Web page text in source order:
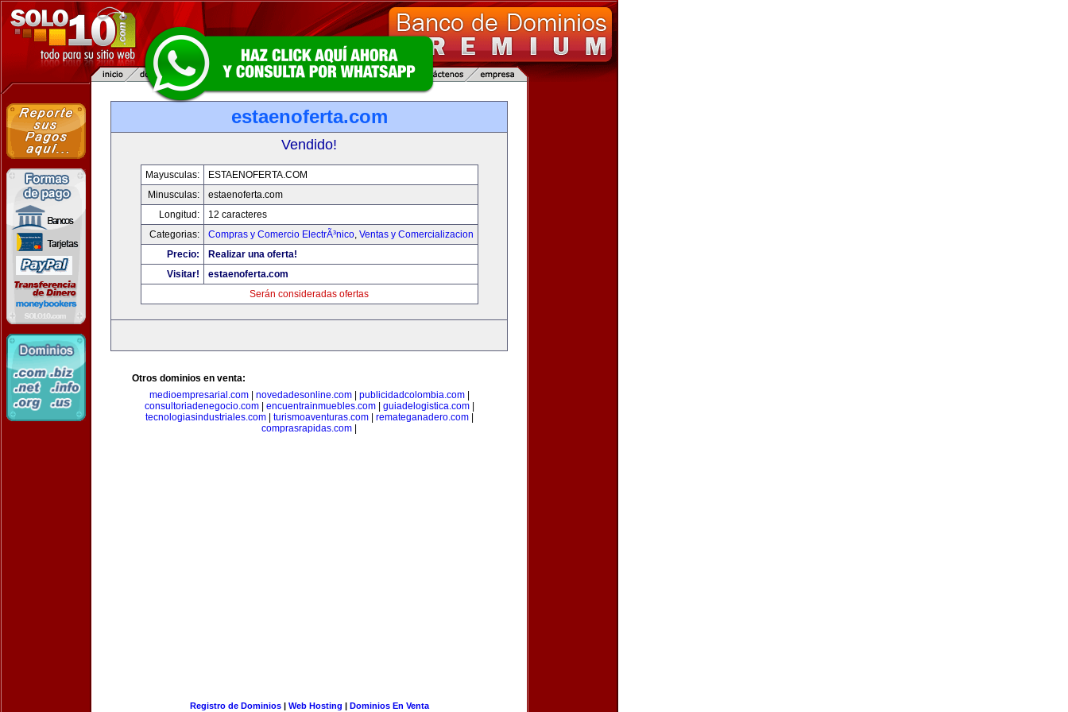
estaenoferta.com
Vendido!
Mayusculas:
ESTAENOFERTA.COM
Minusculas:
estaenoferta.com
Longitud:
12 caracteres
Categorias:
Compras y Comercio ElectrÃ³nico, Ventas y Comercializacion
Precio:
Realizar una oferta!
Visitar!
estaenoferta.com
Serán consideradas ofertas
Otros dominios en venta:
medioempresarial.com| novedadesonline.com| publicidadcolombia.com|
consultoriadenegocio.com| encuentrainmuebles.com| guiadelogistica.com|
tecnologiasindustriales.com| turismoaventuras.com| remateganadero.com|
comprasrapidas.com
Registro de Dominios| Web Hosting | Dominios En Venta